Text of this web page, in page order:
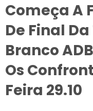
Começa A
De Final
Branco
Os
Feira 29.10